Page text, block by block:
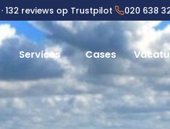
· 132 reviews op Trustpilot· 020 638
Services Cases